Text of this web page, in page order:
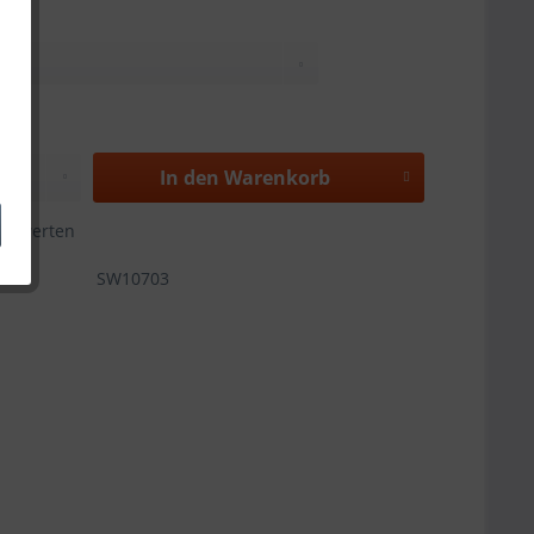
In den Warenkorb
Bewerten
SW10703